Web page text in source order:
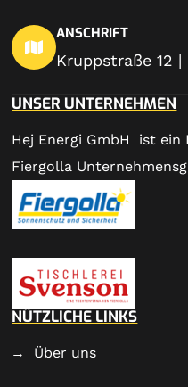
ANSCHRIFT
Kruppstraße 12
UNSER UNTERNEHMEN
Hej Energi GmbH ist
Fiergolla
NÜTZLICHE LINKS
Über uns